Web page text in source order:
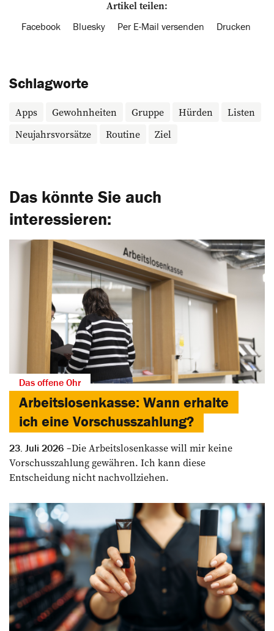
Artikel teilen:
Facebook Bluesky Per E-Mail versenden Drucken
Schlagworte
Apps Gewohnheiten Gruppe Hürden
Listen
Neujahrsvorsätze
Routine Ziel
Das könnte Sie auch
interessieren:
Das offene Ohr
Arbeitslosenkasse: Wann erhalte
ich eine Vorschusszahlung?
23. Juli 2026
Die Arbeitslosenkasse will mir keine
Vorschusszahlung gewähren. Ich kann diese
Entscheidung nicht nachvollziehen.